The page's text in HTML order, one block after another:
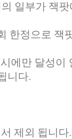
일부가 잭
한정으로 잭
에만 달성이
니다.
제외 됩니다.